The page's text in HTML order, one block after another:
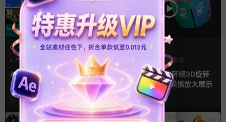
AE模板
产品介绍
产品宣传
产品展示
AE模板 横竖屏多场景图文展
示排版产品宣传视频
2天前
AE模板
产品介绍
产品宣传
产品展示
AE模板 4款立体环绕3D旋转
幻灯片竖屏照片轮播放大展示
3天前